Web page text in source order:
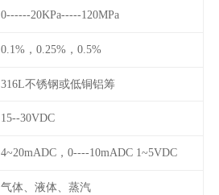
0------20KPa-----120MPa
0.1%，0.25%，0.5%
316L不锈钢或低铜铝筹
15--30VDC
4~20mADC，0----10mADC 1~5VDC
气体、液体、蒸汽